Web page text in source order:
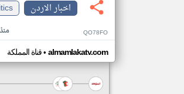
اخبار الاردن
منذ ١٦ QO78FO
قناة المملكة• almamlakatv.com